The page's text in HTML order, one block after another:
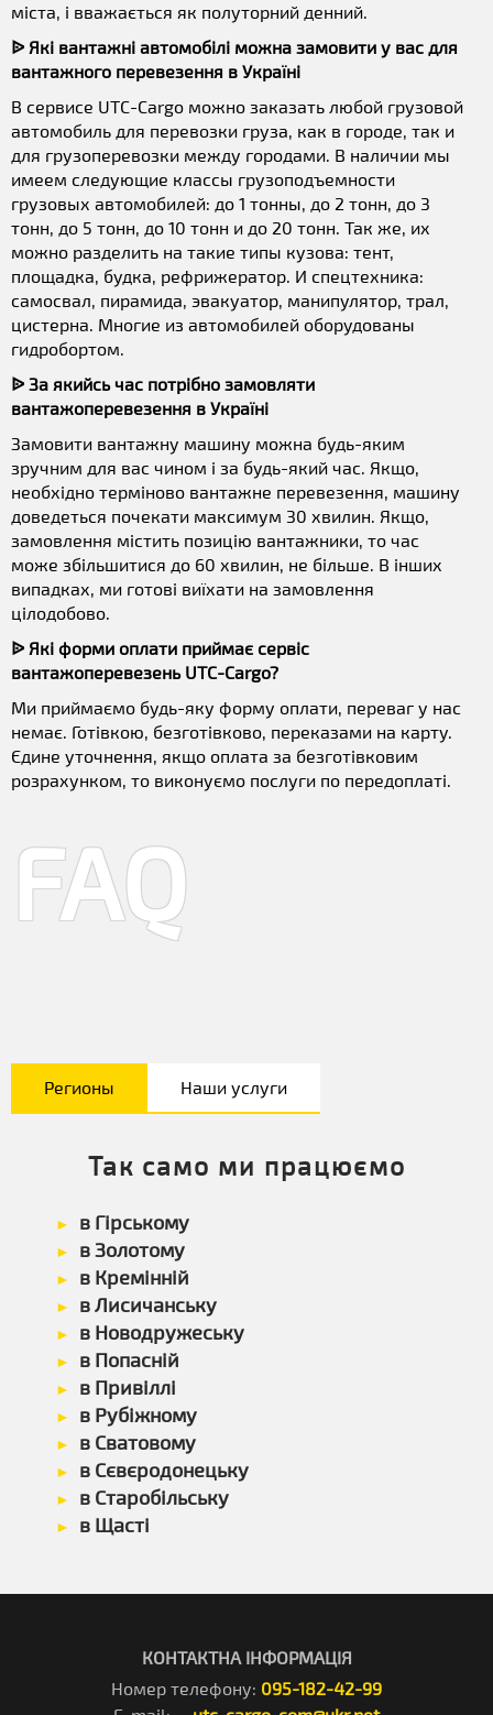
міста, і вважається як полуторний денний.
ᐉ Які вантажні автомобілі можна замовити у вас для
вантажного перевезення в Україні
В сервисе UTC-Cargo можно заказать любой грузовой
автомобиль для перевозки груза, как в городе, так и
для грузоперевозки между городами. В наличии мы
имеем следующие классы грузоподъемности
грузовых автомобилей: до 1 тонны, до 2 тонн, до 3
тонн, до 5 тонн, до 10 тонн и до 20 тонн. Так же, их
можно разделить на такие типы кузова: тент,
площадка, будка, рефрижератор. И спецтехника:
самосвал, пирамида, эвакуатор, манипулятор, трал,
цистерна. Многие из автомобилей оборудованы
гидробортом.
ᐉ За якийсь час потрібно замовляти
вантажоперевезення в Україні
Замовити вантажну машину можна будь-яким
зручним для вас чином і за будь-який час. Якщо,
необхідно терміново вантажне перевезення, машину
доведеться почекати максимум 30 хвилин. Якщо,
замовлення містить позицію вантажники, то час
може збільшитися до 60 хвилин, не більше. В інших
випадках, ми готові виїхати на замовлення
цілодобово.
ᐉ Які форми оплати приймає сервіс
вантажоперевезень UTC-Cargo?
Ми приймаємо будь-яку форму оплати, переваг у нас
немає. Готівкою, безготівково, переказами на карту.
Єдине уточнення, якщо оплата за безготівковим
розрахунком, то виконуємо послуги по передоплаті.
FAQ
Регионы Наши услуги
Так само ми працюємо
в Гірському
в Золотому
в Кремінній
в Лисичанську
в Новодружеську
в Попасній
в Привіллі
в Рубіжному
в Сватовому
в Сєвєродонецьку
в Старобільську
в Щасті
КОНТАКТНА ІНФОРМАЦІЯ
Номер телефону: 095-182-42-99